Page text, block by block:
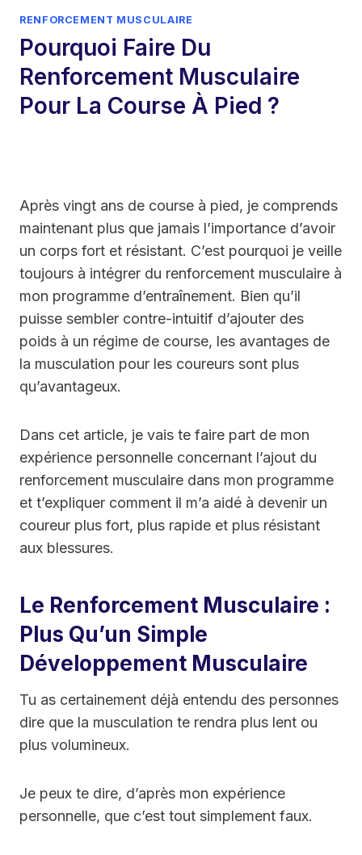
RENFORCEMENT MUSCULAIRE
Pourquoi Faire Du
Renforcement Musculaire
Pour La Course À Pied ?
Après vingt ans de course à pied, je comprends
maintenant plus que jamais l’importance d’avoir
un corps fort et résistant. C’est pourquoi je veille
toujours à intégrer du renforcement musculaire à
mon programme d’entraînement. Bien qu’il
puisse sembler contre-intuitif d’ajouter des
poids à un régime de course, les avantages de
la musculation pour les coureurs sont plus
qu’avantageux.
Dans cet article, je vais te faire part de mon
expérience personnelle concernant l’ajout du
renforcement musculaire dans mon programme
et t’expliquer comment il m’a aidé à devenir un
coureur plus fort, plus rapide et plus résistant
aux blessures.
Le Renforcement Musculaire :
Plus Qu’un Simple
Développement Musculaire
Tu as certainement déjà entendu des personnes
dire que la musculation te rendra plus lent ou
plus volumineux.
Je peux te dire, d’après mon expérience
personnelle, que c’est tout simplement faux.